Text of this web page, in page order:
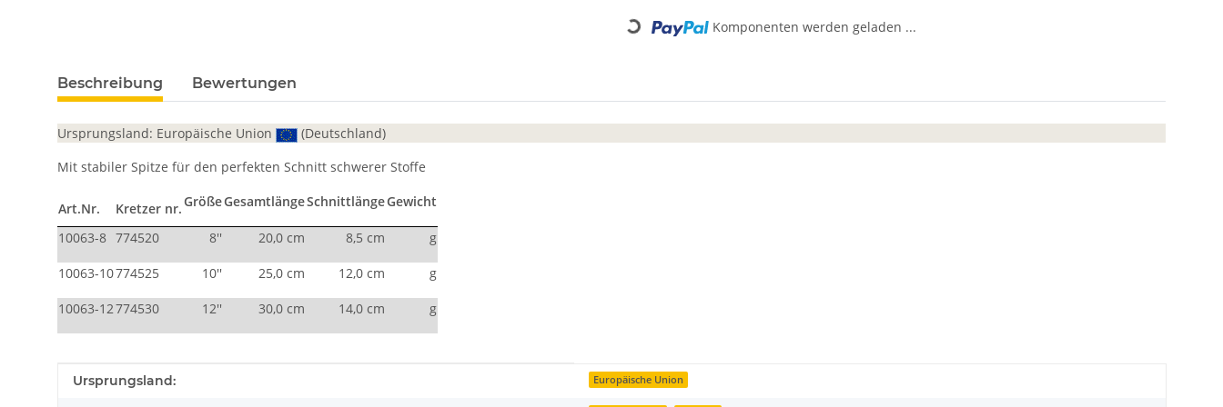
Loading... Komponenten werden geladen ...
Beschreibung Bewertungen
Ursprungsland: Europäische Union
(Deutschland)
Mit stabiler Spitze für den perfekten Schnitt schwerer Stoffe
Art.Nr. Kretzer nr.GrößeGesamtlängeSchnittlängeGewicht
10063-8 774520 8'' 20,0 cm 8,5 cm g
10063-10774525 10'' 25,0 cm 12,0 cm g
10063-12774530 12'' 30,0 cm 14,0 cm g
Produkteigenschaft
Wert
Ursprungsland: Europäische Union